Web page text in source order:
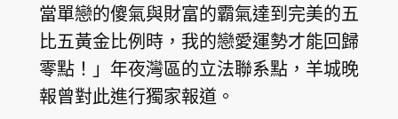
當單戀的傻氣與財富的霸氣達到完美的五
比五黃金比例時，我的戀愛運勢才能回歸
零點！」年夜灣區的立法聯系點，羊城晚
報曾對此進行獨家報道。